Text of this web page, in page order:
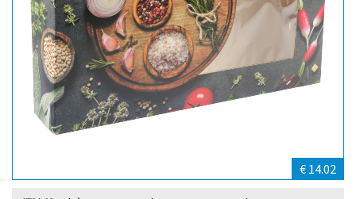
€ 14.02